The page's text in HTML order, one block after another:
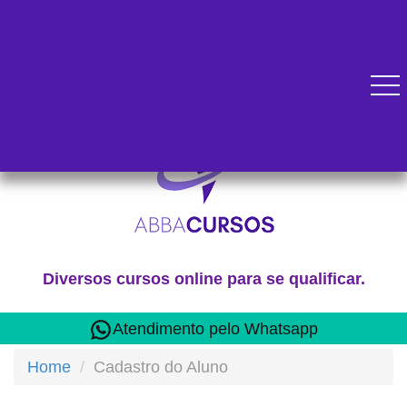
Atendimento pelo Whatsapp
Diversos cursos online para se qualificar.
Home Cadastro do Aluno